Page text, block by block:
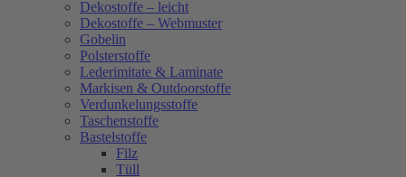
Dekostoffe – leicht
Dekostoffe – Webmuster
Gobelin
Polsterstoffe
Lederimitate & Laminate
Markisen & Outdoorstoffe
Verdunkelungsstoffe
Taschenstoffe
Bastelstoffe
Filz
Tüll